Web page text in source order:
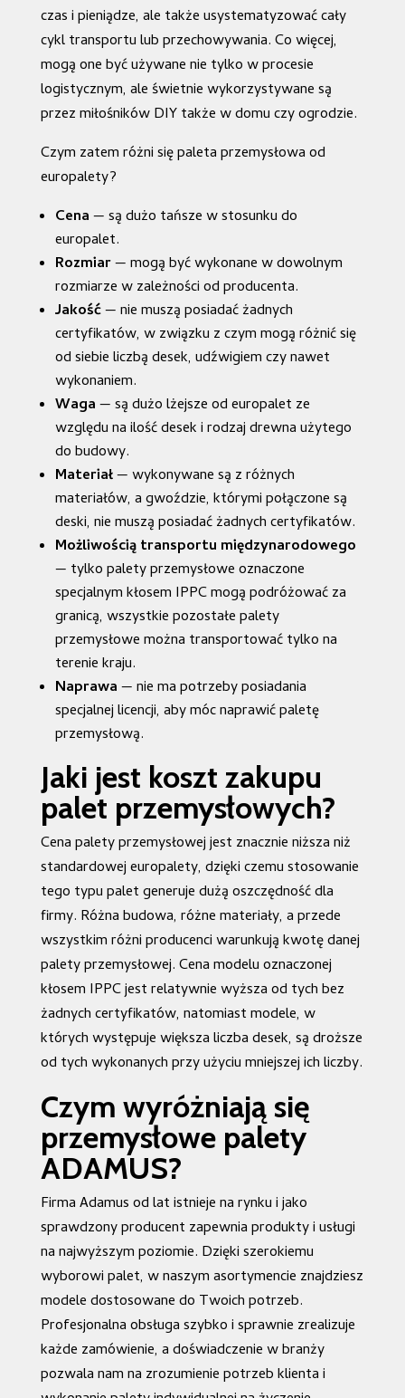
czas i pieniądze, ale także usystematyzować cały
cykl transportu lub przechowywania. Co więcej,
mogą one być używane nie tylko w procesie
logistycznym, ale świetnie wykorzystywane są
przez miłośników DIY także w domu czy ogrodzie.
Czym zatem różni się paleta przemysłowa od
europalety?
Cena— są dużo tańsze w stosunku do
europalet.
Rozmiar— mogą być wykonane w dowolnym
rozmiarze w zależności od producenta.
Jakość— nie muszą posiadać żadnych
certyfikatów, w związku z czym mogą różnić się
od siebie liczbą desek, udźwigiem czy nawet
wykonaniem.
Waga— są dużo lżejsze od europalet ze
względu na ilość desek i rodzaj drewna użytego
do budowy.
Materiał— wykonywane są z różnych
materiałów, a gwoździe, którymi połączone są
deski, nie muszą posiadać żadnych certyfikatów.
Możliwością transportu międzynarodowego
— tylko palety przemysłowe oznaczone
specjalnym kłosem IPPC mogą podróżować za
granicą, wszystkie pozostałe palety
przemysłowe można transportować tylko na
terenie kraju.
Naprawa— nie ma potrzeby posiadania
specjalnej licencji, aby móc naprawić paletę
przemysłową.
Jaki jest koszt zakupu
palet przemysłowych?
Cena palety przemysłowej jest znacznie niższa niż
standardowej europalety, dzięki czemu stosowanie
tego typu palet generuje dużą oszczędność dla
firmy. Różna budowa, różne materiały, a przede
wszystkim różni producenci warunkują kwotę danej
palety przemysłowej. Cena modelu oznaczonej
kłosem IPPC jest relatywnie wyższa od tych bez
żadnych certyfikatów, natomiast modele, w
których występuje większa liczba desek, są droższe
od tych wykonanych przy użyciu mniejszej ich liczby.
Czym wyróżniają się
przemysłowe palety
ADAMUS?
Firma Adamus od lat istnieje na rynku i jako
sprawdzony producent zapewnia produkty i usługi
na najwyższym poziomie. Dzięki szerokiemu
wyborowi palet, w naszym asortymencie znajdziesz
modele dostosowane do Twoich potrzeb.
Profesjonalna obsługa szybko i sprawnie zrealizuje
każde zamówienie, a doświadczenie w branży
pozwala nam na zrozumienie potrzeb klienta i